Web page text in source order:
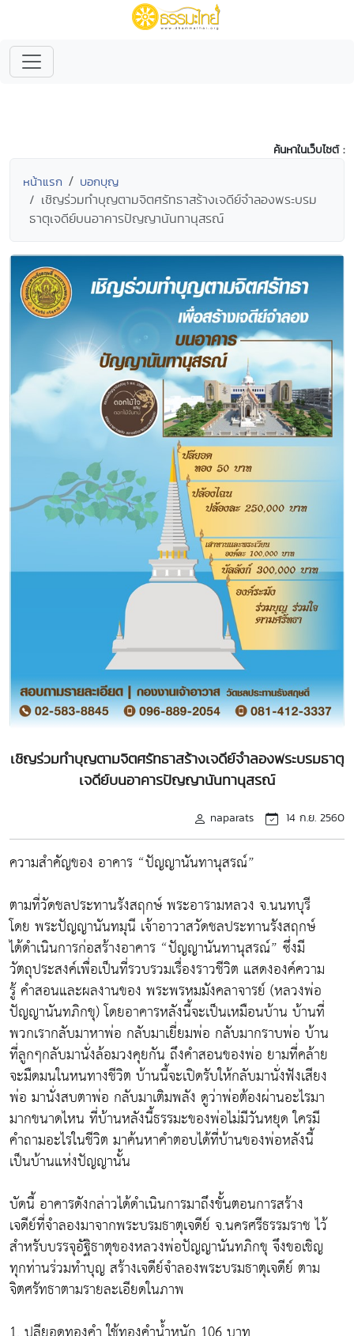
ค้นหาในเว็บไซต์ :
หน้าแรก บอกบุญ
เชิญร่วมทำบุญตามจิตศรัทธาสร้างเจดีย์จำลองพระบรม
ธาตุเจดีย์บนอาคารปัญญานันทานุสรณ์
เชิญร่วมทำบุญตามจิตศรัทธาสร้างเจดีย์จำลองพระบรมธาตุ
เจดีย์บนอาคารปัญญานันทานุสรณ์
naparats 14 ก.ย. 2560
ความสำคัญของ อาคาร “ปัญญานันทานุสรณ์”
ตามที่วัดชลประทานรังสฤกษ์ พระอารามหลวง จ.นนทบุรี
โดย พระปัญญานันทมุนี เจ้าอาวาสวัดชลประทานรังสฤกษ์
ได้ดำเนินการก่อสร้างอาคาร “ปัญญานันทานุสรณ์” ซึ่งมี
วัตถุประสงค์เพื่อเป็นที่รวบรวมเรื่องราวชีวิต แสดงองค์ความ
รู้ คำสอนและผลงานของ พระพรหมมังคลาจารย์ (หลวงพ่อ
ปัญญานันทภิกขุ) โดยอาคารหลังนี้จะเป็นเหมือนบ้าน บ้านที่
พวกเรากลับมาหาพ่อ กลับมาเยี่ยมพ่อ กลับมากราบพ่อ บ้าน
ที่ลูกๆกลับมานั่งล้อมวงคุยกัน ถึงคำสอนของพ่อ ยามที่คล้าย
จะมืดมนในหนทางชีวิต บ้านนี้จะเปิดรับให้กลับมานั่งฟังเสียง
พ่อ มานั่งสบตาพ่อ กลับมาเติมพลัง ดูว่าพ่อต้องผ่านอะไรมา
มากขนาดไหน ที่บ้านหลังนี้ธรรมะของพ่อไม่มีวันหยุด ใครมี
คำถามอะไรในชีวิต มาค้นหาคำตอบได้ที่บ้านของพ่อหลังนี้
เป็นบ้านแห่งปัญญานั้น
บัดนี้ อาคารดังกล่าวได้ดำเนินการมาถึงขั้นตอนการสร้าง
เจดีย์ที่จำลองมาจากพระบรมธาตุเจดีย์ จ.นครศรีธรรมราช ไว้
สำหรับบรรจุอัฐิธาตุของหลวงพ่อปัญญานันทภิกขุ จึงขอเชิญ
ทุกท่านร่วมทำบุญ สร้างเจดีย์จำลองพระบรมธาตุเจดีย์ ตาม
จิตศรัทธาตามรายละเอียดในภาพ